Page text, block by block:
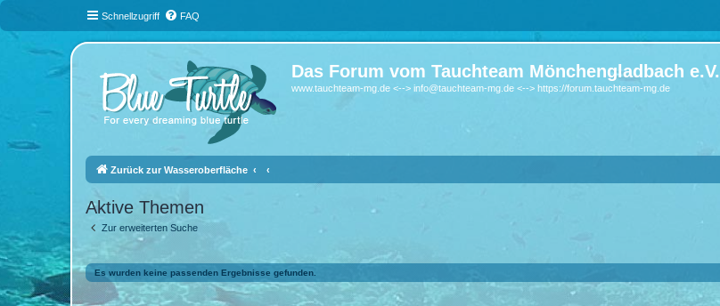
Schnellzugriff FAQ
Das Forum vom Tauchteam Mönchengladbach e.V.
www.tauchteam-mg.de <--> info@tauchteam-mg.de <--> https://forum.tauchteam-mg.de
Zurück zur Wasseroberfläche
Aktive Themen
Zur erweiterten Suche
Es wurden keine passenden Ergebnisse gefunden.